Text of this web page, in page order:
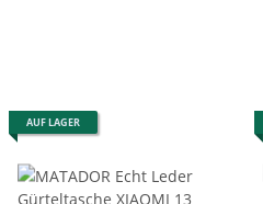
AUF LAGER